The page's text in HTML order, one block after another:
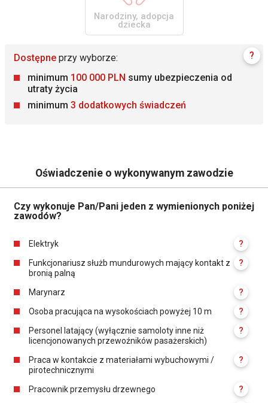
Narodziny, adopcja
dziecka
Dostępne przy wyborze:
minimum 100 000 PLN sumy ubezpieczenia od
utraty życia
minimum 3 dodatkowych świadczeń
?
Oświadczenie o wykonywanym zawodzie
Czy wykonuje Pan/Pani jeden z wymienionych poniżej
zawodów?
Elektryk
?
Funkcjonariusz służb mundurowych mający kontakt z
bronią palną
?
Marynarz
?
Osoba pracująca na wysokościach powyżej 10 m
?
Personel latający (wyłącznie samoloty inne niż
licencjonowanych przewoźników pasażerskich)
?
Praca w kontakcie z materiałami wybuchowymi /
pirotechnicznymi
?
Pracownik przemysłu drzewnego
?